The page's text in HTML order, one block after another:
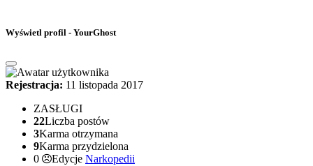
Wyświetl profil - YourGhost
Rejestracja: 11 listopada 2017
ZASŁUGI
22Liczba postów
3Karma otrzymana
9Karma przydzielona
0
Edycje Narkopedii